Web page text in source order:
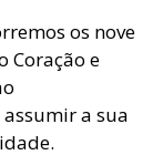
os nove
Coração e
assumir a sua